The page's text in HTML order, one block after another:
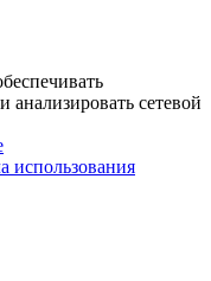
анализировать сетевой
использования